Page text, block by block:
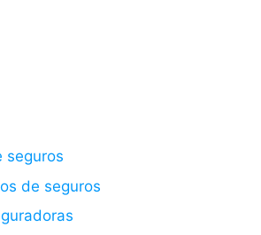
seguros
de seguros